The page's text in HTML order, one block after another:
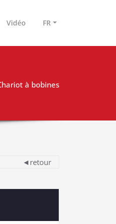
Vidéo FR
à bobines
◄retour